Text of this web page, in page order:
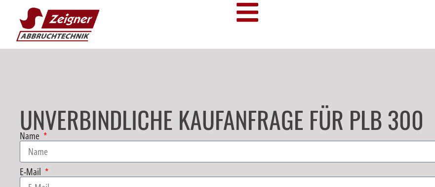
UNVERBINDLICHE KAUFANFRAGE FÜR PLB 300
Name
E-Mail